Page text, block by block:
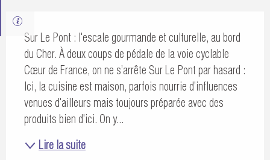
Description
Sur Le Pont : l'escale gourmande et culturelle, au bord
du Cher. À deux coups de pédale de la voie cyclable
Cœur de France, on ne s’arrête Sur Le Pont par hasard :
Ici, la cuisine est maison, parfois nourrie d’influences
venues d'ailleurs mais toujours préparée avec des
produits bien d'ici. On y...
Lire la suite